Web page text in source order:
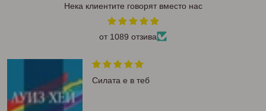
Нека клиентите говорят вместо нас
от 1089 отзива
Силата е в теб